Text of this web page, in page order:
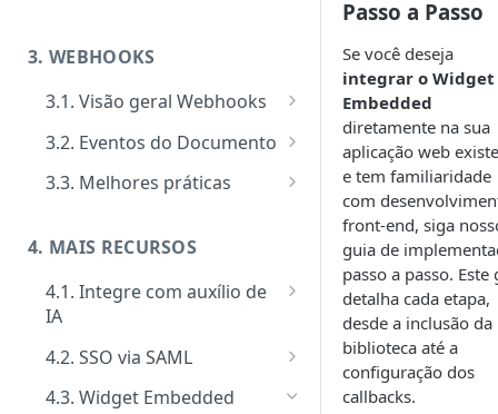
das notificações
Envelopes
Eventos
Ativação performática: alta
escala e assincronismo
Regras de finalização de
3. WEBHOOKS
3.1. Visão geral Webhooks
Cadastro de Webhooks via APP
Cadastro de Webhooks via API
3.2. Eventos do Documento
Evento Add Signer
Exceeded
Evento Auto Close
Evento Cancel
Evento Close
Evento Deadline
3.3. Melhores práticas
4. MAIS RECURSOS
4.1. Integre com auxílio de
IA
MCP Server
4.2. SSO via SAML
Como implementar SSO via
4.3. Widget Embedded
Passo a Passo
Se você deseja
integrar o Widget
Embedded
diretamente na sua
aplicação web
e tem familiaridade
com
front-end, siga
guia de
passo a passo. Este
detalha cada etapa,
desde a inclusão da
biblioteca até a
configuração dos
callbacks.